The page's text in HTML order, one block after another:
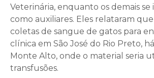
Veterinária, enquanto os demais
como auxiliares. Eles relataram
coletas de sangue de gatos para
clínica em São José do Rio Preto,
Monte Alto, onde o material seria
transfusões.